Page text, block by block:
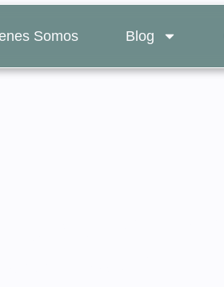
Somos Blog